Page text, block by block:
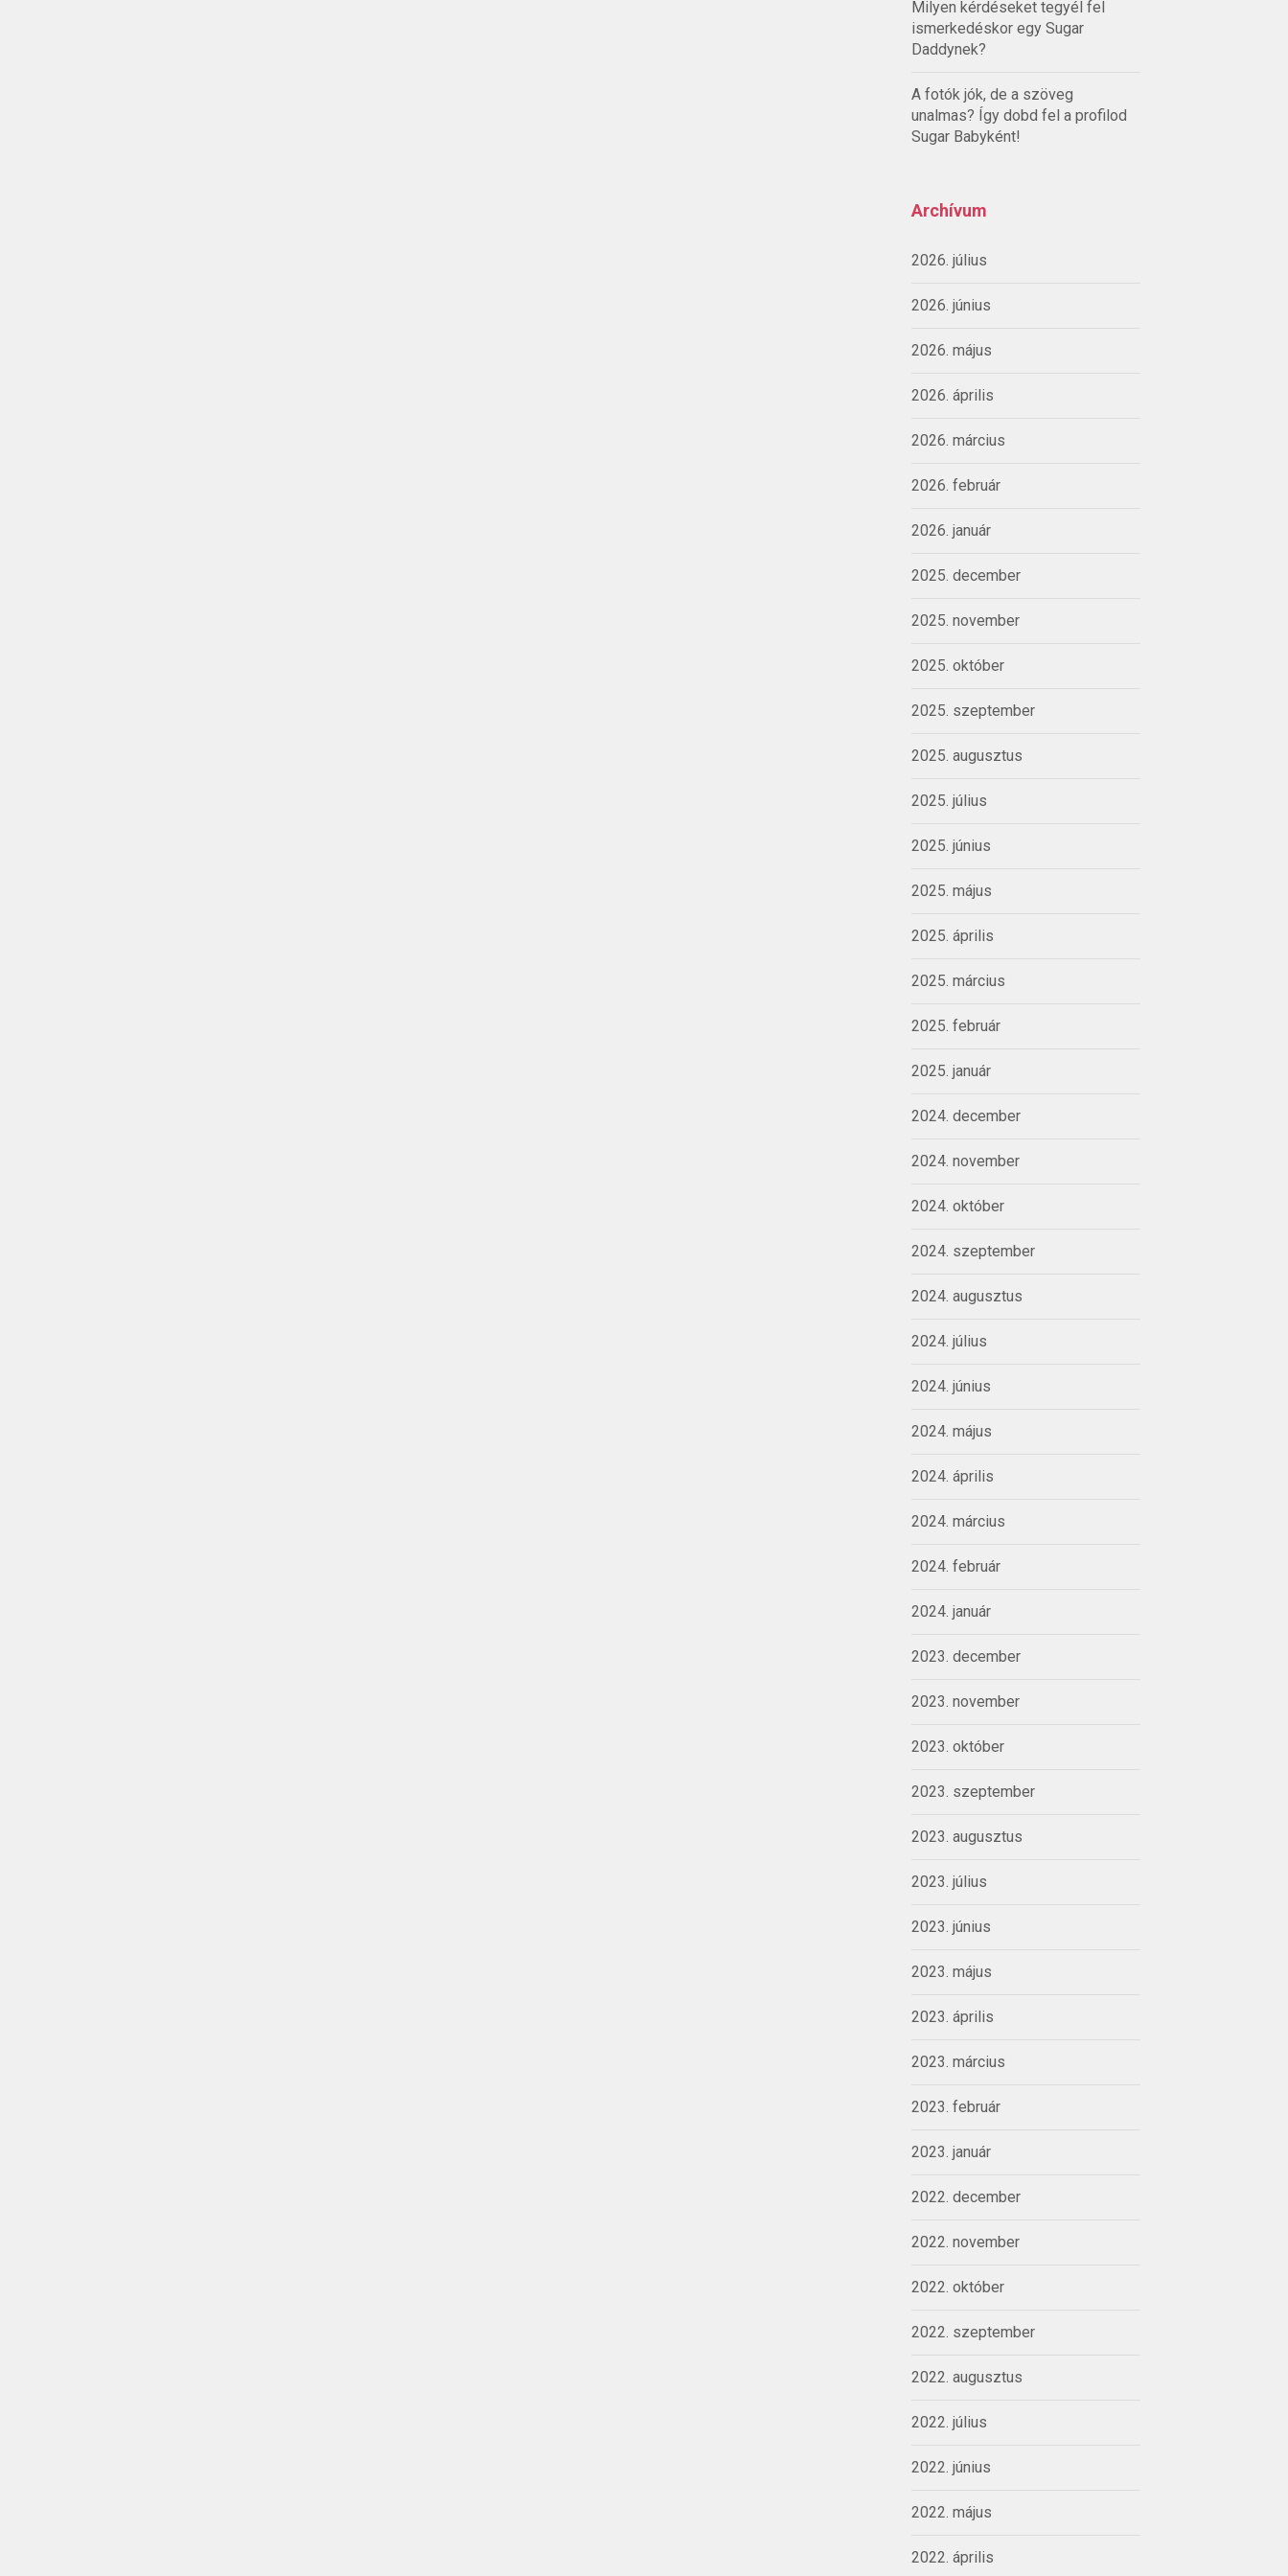
Milyen kérdéseket tegyél fel
ismerkedéskor egy Sugar
Daddynek?
A fotók jók, de a szöveg
unalmas? Így dobd fel a profilod
Sugar Babyként!
Archívum
2026. július
2026. június
2026. május
2026. április
2026. március
2026. február
2026. január
2025. december
2025. november
2025. október
2025. szeptember
2025. augusztus
2025. július
2025. június
2025. május
2025. április
2025. március
2025. február
2025. január
2024. december
2024. november
2024. október
2024. szeptember
2024. augusztus
2024. július
2024. június
2024. május
2024. április
2024. március
2024. február
2024. január
2023. december
2023. november
2023. október
2023. szeptember
2023. augusztus
2023. július
2023. június
2023. május
2023. április
2023. március
2023. február
2023. január
2022. december
2022. november
2022. október
2022. szeptember
2022. augusztus
2022. július
2022. június
2022. május
2022. április